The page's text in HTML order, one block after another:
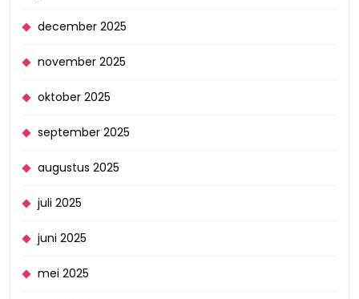
december 2025
november 2025
oktober 2025
september 2025
augustus 2025
juli 2025
juni 2025
mei 2025